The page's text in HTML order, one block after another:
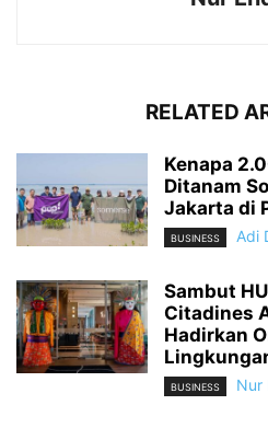
RELATED
Kenapa
Ditanam
Jakarta di
BUSINESS Adi
Sambut
Citadines
Hadirkan
BUSINESS Nur